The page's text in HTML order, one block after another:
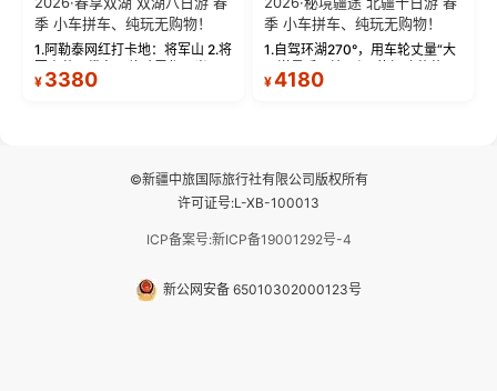
季 小车拼车、纯玩无购物！
1.阿勒泰网红打卡地：将军山 2.将
军山落日缆车，体验雪都风光 3.
将军山，夕阳派对，蹦迪party 4.
¥ 3380
季 小车拼车、纯玩无购物！
1.自驾环湖270°，用车轮丈量“大
西洋最后一滴眼泪”的极致蔚蓝，
让雪山、花海与深邃湖水在转弯
¥4180
©新疆中旅国际旅行社有限公司版权所有
许可证号:L-XB-100013
ICP备案号:新ICP备19001292号-4
新公网安备 65010302000123号